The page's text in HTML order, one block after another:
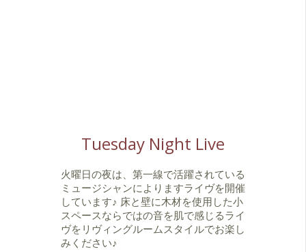
Tuesday Night Live
火曜日の夜は、第一線で活躍されている
ミュージシャンによりますライヴを開催
しています♪ 床と壁に木材を使用した小
スペースならではの音を肌で感じるライ
ヴをリヴィングルームスタイルでお楽し
みください♪